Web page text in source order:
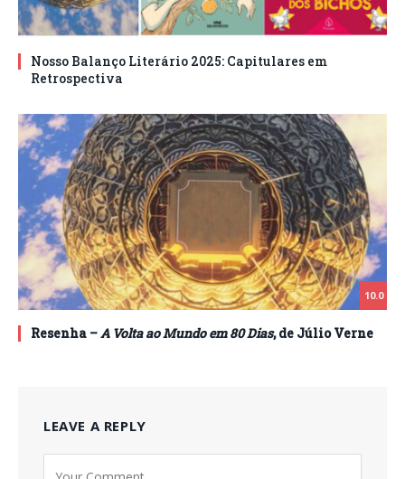
Nosso Balanço Literário 2025: Capitulares em
Retrospectiva
10.0
Resenha –A Volta ao Mundo em 80 Dias, de Júlio Verne
LEAVE A REPLY